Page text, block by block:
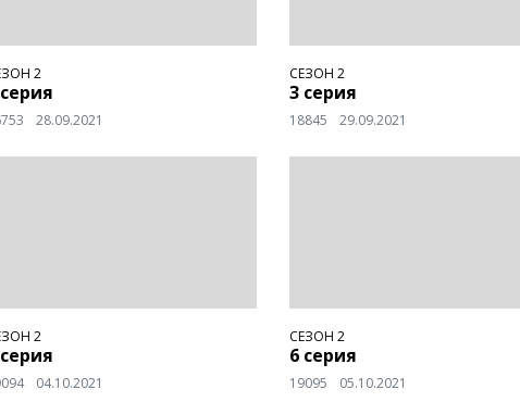
2
28.09.2021
СЕЗОН 2
3 серия
18845 29.09.2021
2
04.10.2021
СЕЗОН 2
6 серия
19095 05.10.2021